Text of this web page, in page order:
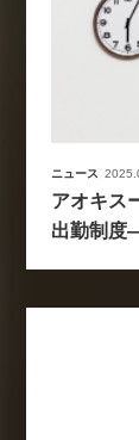
ニュース
アオキス
出勤制度